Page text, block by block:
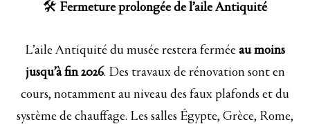
🛠️ Fermeture prolongée de l’aile Antiquité
L’aile Antiquité du musée restera fermée au moins
jusqu’à fin 2026. Des travaux de rénovation sont en
cours, notamment au niveau des faux plafonds et du
système de chauffage. Les salles Égypte, Grèce, Rome,